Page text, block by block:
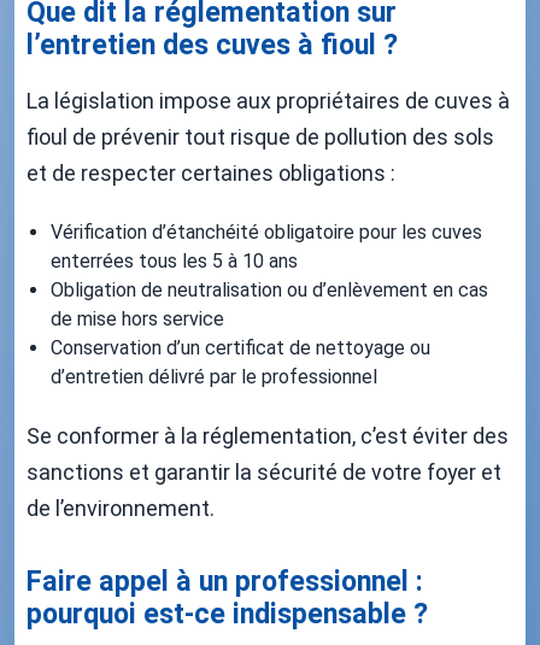
Que dit la réglementation sur
l’entretien des cuves à fioul ?
La législation impose aux propriétaires de cuves à
fioul de prévenir tout risque de pollution des sols
et de respecter certaines obligations :
Vérification d’étanchéité obligatoire pour les cuves
enterrées tous les 5 à 10 ans
Obligation de neutralisation ou d’enlèvement en cas
de mise hors service
Conservation d’un certificat de nettoyage ou
d’entretien délivré par le professionnel
Se conformer à la réglementation, c’est éviter des
sanctions et garantir la sécurité de votre foyer et
de l’environnement.
Faire appel à un professionnel :
pourquoi est-ce indispensable ?